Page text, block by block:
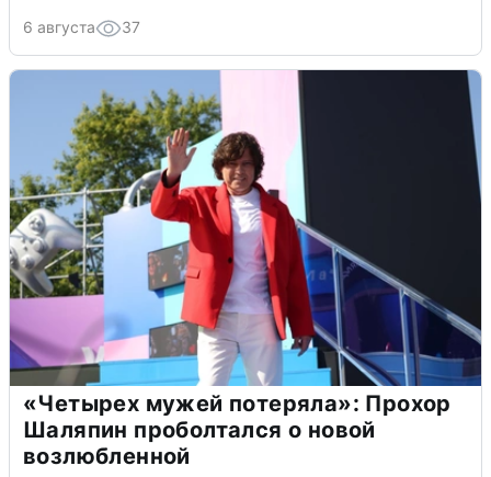
6 августа 37
«Четырех мужей потеряла»: Прохор
Шаляпин проболтался о новой
возлюбленной